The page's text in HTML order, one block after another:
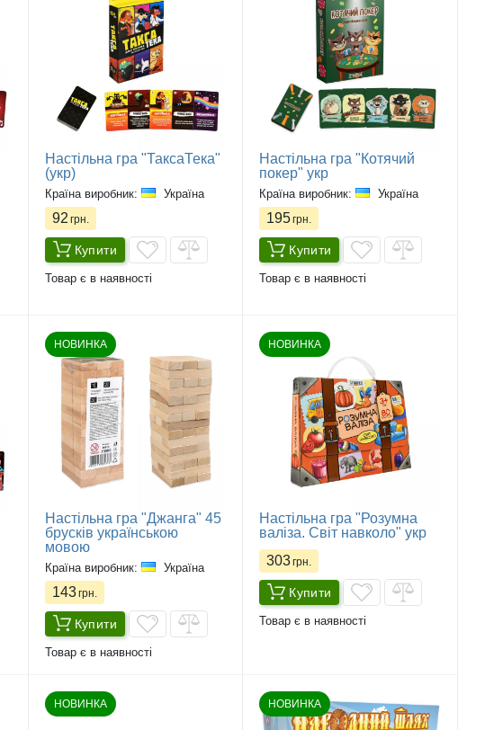
Настільна гра "ТаксаТека"
(укр)
Країна виробник: Україна
92 грн.
Купити
Товар є в наявності
Настільна гра "Котячий
покер" укр
Країна виробник: Україна
195грн.
Купити
Товар є в наявності
НОВИНКА
Настільна гра "Джанга" 45
брусків українською
мовою
Країна виробник: Україна
143грн.
Купити
Товар є в наявності
НОВИНКА
Настільна гра "Розумна
валіза. Світ навколо" укр
303грн.
Купити
Товар є в наявності
НОВИНКА НОВИНКА